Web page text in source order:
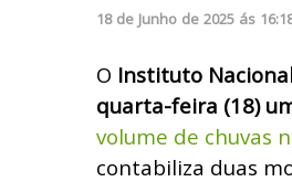
18 de Junho de 2025 ás
O Instituto
quarta-feira (18)
volume de chuvas
contabiliza duas